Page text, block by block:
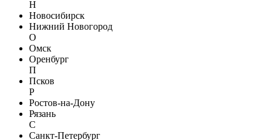
Н
Новосибирск
Нижний Новогород
О
Омск
Оренбург
П
Псков
Р
Ростов-на-Дону
Рязань
С
Санкт-Петербург